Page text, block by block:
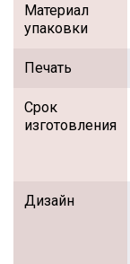
Материал
упаковки
Печать
Срок
изготовления
Дизайн